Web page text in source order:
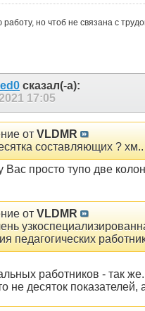
но чтоб не связана с
сказал(-а):
17:05
от VLDMR
составляющих ? хм..
Вас просто тупо две
от VLDMR
педагогических
работников - так
не десяток показателей,